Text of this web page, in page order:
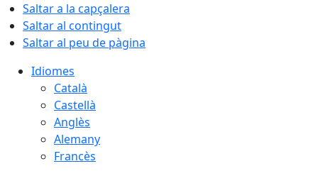
Saltar a la capçalera
Saltar al contingut
Saltar al peu de pàgina
Idiomes
Català
Castellà
Anglès
Alemany
Francès